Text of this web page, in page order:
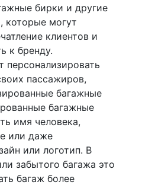
бирки и другие
которые могут
клиентов и
к бренду.
персонализировать
пассажиров,
багажные
багажные
имя человека,
или даже
или логотип. В
забытого багажа это
багаж более